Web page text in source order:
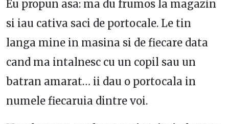
Eu propun asa: ma du frumos la magazin
si iau cativa saci de portocale. Le tin
langa mine in masina si de fiecare data
cand ma intalnesc cu un copil sau un
batran amarat… ii dau o portocala in
numele fiecaruia dintre voi.